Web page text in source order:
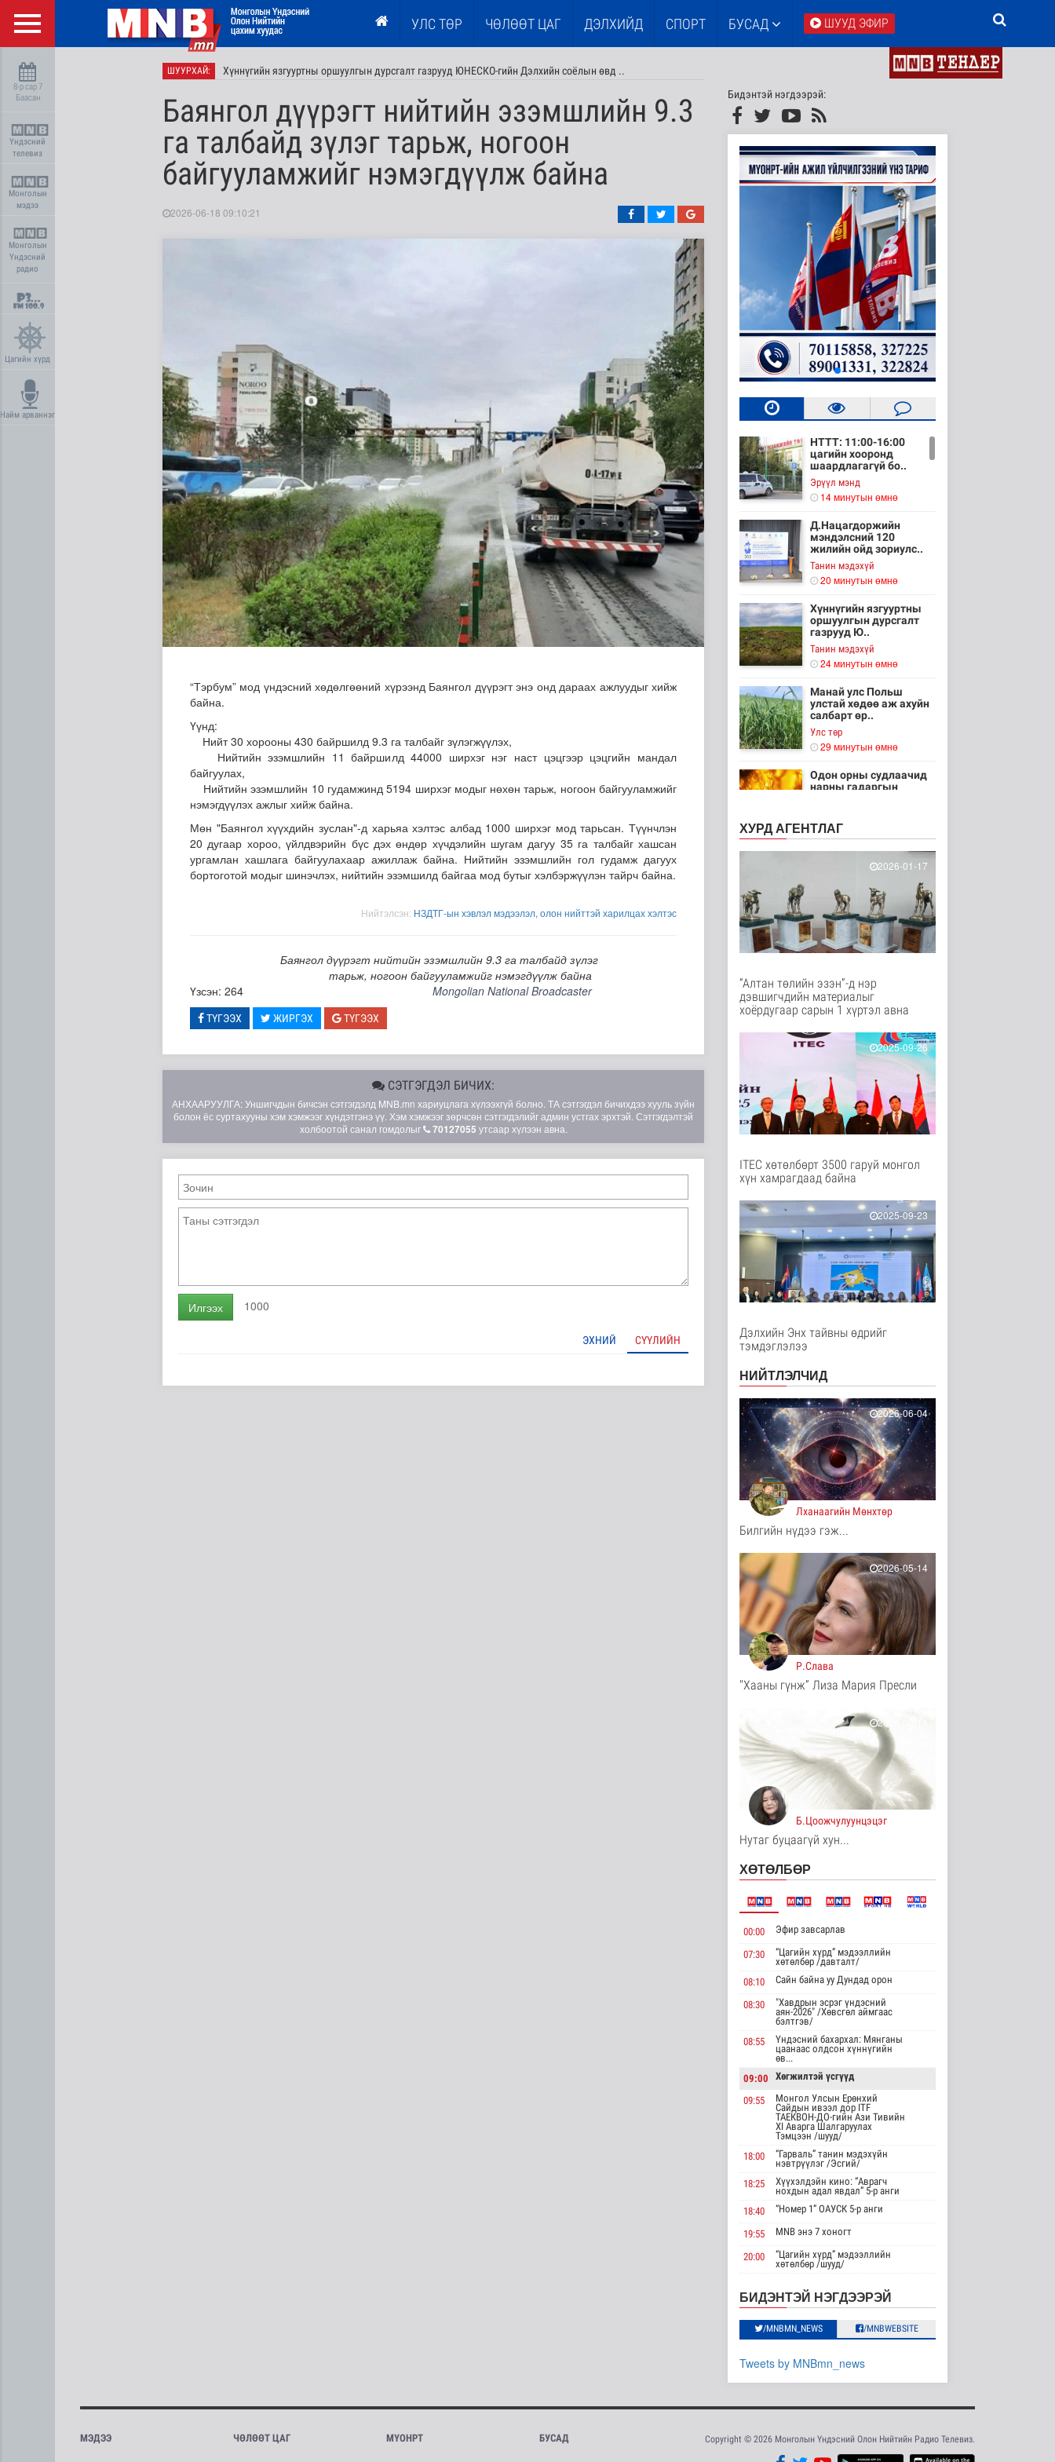
УЛС ТӨР ЧӨЛӨӨТ ЦАГ ДЭЛХИЙД СПОРТ БУСАД ШУУД ЭФИР
8-р сар 7
Баасан
Үндэсний
телевиз
Монголын
мэдээ
Монголын
Үндэсний
радио
Цагийн хүрд
Найм арваннэг
ШУУРХАЙ: Хүннүгийн язгууртны оршуулгын дурсгалт газрууд ЮНЕСКО-гийн Дэлхийн соёлын өвд ..
Манай улс Польш улстай хөдөө аж ахуйн салбарт өргөн хүрээнд хамтран ажиллах бо..
Одон орны судлаачид нарны гадаргын хамгийн өндөр нягтралтай гэрэл зургийг анх ..
Баянгол дүүрэгт нийтийн эзэмшлийн 9.3
га талбайд зүлэг тарьж, ногоон
байгууламжийг нэмэгдүүлж байна
2026-06-18 09:10:21
“Тэрбум” мод үндэсний хөдөлгөөний хүрээнд Баянгол дүүрэгт энэ онд дараах ажлуудыг хийж
байна.
Үүнд:
Нийт 30 хорооны 430 байршилд 9.3 га талбайг зүлэгжүүлэх,
Нийтийн эзэмшлийн 11 байршилд 44000 ширхэг нэг наст цэцгээр цэцгийн мандал
байгуулах,
Нийтийн эзэмшлийн 10 гудамжинд 5194 ширхэг модыг нөхөн тарьж, ногоон байгууламжийг
нэмэгдүүлэх ажлыг хийж байна.
Мөн "Баянгол хүүхдийн зуслан"-д харьяа хэлтэс албад 1000 ширхэг мод тарьсан. Түүнчлэн
20 дугаар хороо, үйлдвэрийн бүс дэх өндөр хүчдэлийн шугам дагуу 35 га талбайг хашсан
ургамлан хашлага байгуулахаар ажиллаж байна. Нийтийн эзэмшлийн гол гудамж дагуух
бортоготой модыг шинэчлэх, нийтийн эзэмшилд байгаа мод бутыг хэлбэржүүлэн тайрч байна.
Нийтэлсэн: НЗДТГ-ын хэвлэл мэдээлэл, олон нийттэй харилцах хэлтэс
Баянгол дүүрэгт нийтийн эзэмшлийн 9.3 га талбайд зүлэг
тарьж, ногоон байгууламжийг нэмэгдүүлж байна
Үзсэн: 264
Mongolian National Broadcaster
ТҮГЭЭХ ЖИРГЭХ ТҮГЭЭХ
СЭТГЭГДЭЛ БИЧИХ:
АНХААРУУЛГА: Уншигчдын бичсэн сэтгэгдэлд MNB.mn хариуцлага хүлээхгүй болно. ТА сэтгэгдэл бичихдээ хууль зүйн
болон ёс суртахууны хэм хэмжээг хүндэтгэнэ үү. Хэм хэмжээг зөрчсөн сэтгэгдэлийг админ устгах эрхтэй. Сэтгэгдэлтэй
холбоотой санал гомдолыг
70127055 утсаар хүлээн авна.
Илгээх 1000
ЭХНИЙ СҮҮЛИЙН
Бидэнтэй нэгдээрэй:
НТТТ: 11:00-16:00
цагийн хооронд
шаардлагагүй бо..
Эрүүл мэнд
14 минутын өмнө
Д.Нацагдоржийн
мэндэлсний 120
жилийн ойд зориулс..
Танин мэдэхүй
20 минутын өмнө
Хүннүгийн язгууртны
оршуулгын дурсгалт
газрууд Ю..
Танин мэдэхүй
24 минутын өмнө
Манай улс Польш
улстай хөдөө аж ахуйн
салбарт өр..
Улс төр
29 минутын өмнө
Одон орны судлаачид
нарны гадаргын
32 минутын өмнө
Л.Энх-Амгалан
Улс төр
37 минутын өмнө
Б.Сэмжидмаа:
Зөвшөөрлийн шинжтэй
Нийгэм
55 минутын өмнө
мэргэжлийн өдөрт
зориулсан баяр на..
1 цаг 14 минутын өмнө
АИ-92 авсан 7000 гаруй
иргэн тухайн өдрөө
дахин ..
2 цаг 38 минутын өмнө
дугаар сондгой тоогоор
төгссөн ..
Нийгэм
3 цаг 43 минутын өмнө
УБЦТС: Өнөөдөр
цахилгаан шугам
тоноглолд хийгдэх..
3 цаг 46 минутын өмнө
Улаанбаатарт өдөртөө
30 хэм дулаан
Байгаль орчин
3 цаг 58 минутын өмнө
Монгол Улсын Төрийн
дуулал
Энтертайнмент
4 цаг 43 минутын өмнө
"Цагийн хүрд"
мэдээллийн хөтөлбөр
Нийгэм
14 цаг 41 минутын өмнө
Даланзадгад хот 2028
онд шинэ ДЦС-тай
болно
Улс төр
16 цаг 7 минутын өмнө
Дундговь аймагт
станц барих ажил..
Улс төр
16 цаг 11 минутын өмнө
Дипломат
төлөөлөгчийн
газруудын
төлөөлөгчид COP1..
Улс төр
16 цаг 19 минутын өмнө
Улс төр
Нийтийн тээврийн
Ч:19А чиглэлийн
замналд түр хуг..
Нийгэм
17 цаг 7 минутын өмнө
ашиглалтад орсноор
хоногт 250..
Нийгэм
18 цаг 38 минутын өмнө
Дархан-Уул аймагт 77
автомашины
зогсоолын бүтээ..
Нийгэм
18 цаг 42 минутын өмнө
Энэ оны эхний хагас
жилд авто бензин 505.2
Нийгэм
18 цаг 52 минутын өмнө
байна” 150150 тусгай
дугаары..
Нийгэм
18 цаг 56 минутын өмнө
Төрийн үйлчилгээг
19 цаг 31 минутын өмнө
НИТХ-ын ээлжит VIII
хуралдаанаар иргэдээс
ХУРД АГЕНТЛАГ
2026-01-17
“Алтан төлийн эзэн”-д нэр
дэвшигчдийн материалыг
хоёрдугаар сарын 1 хүртэл авна
2025-09-26
ITEC хөтөлбөрт 3500 гаруй монгол
хүн хамрагдаад байна
2025-09-23
Дэлхийн Энх тайвны өдрийг
тэмдэглэлээ
НИЙТЛЭЛЧИД
2026-06-04
Лханаагийн Мөнхтөр
Билгийн нүдээ гэж...
2026-05-14
Р.Слава
"Хааны гүнж” Лиза Мария Пресли
2026-05-14
Б.Цоожчулуунцэцэг
Нутаг буцаагүй хун...
ХӨТӨЛБӨР
00:00 Эфир завсарлав
07:30
“Цагийн хүрд” мэдээллийн
хөтөлбөр /давталт/
08:10
Сайн байна уу Дундад орон
08:30
"Хавдрын эсрэг үндэсний
аян-2026" /Хөвсгөл аймгаас
бэлтгэв/
08:55
Үндэсний бахархал: Мянганы
цаанаас олдсон хүннүгийн
өв...
09:00
Хөгжилтэй үсгүүд
09:55
Монгол Улсын Ерөнхий
Сайдын ивээл дор ITF
ТАЕКВОН-ДО-гийн Ази Тивийн
XI Аварга Шалгаруулах
Тэмцээн /шууд/
18:00
“Гарваль” танин мэдэхүйн
нэвтрүүлэг /Эсгий/
18:25
Хүүхэлдэйн кино: “Аврагч
нохдын адал явдал” 5-р анги
18:40
“Номер 1” ОАУСК 5-р анги
19:55 MNB энэ 7 хоногт
20:00
“Цагийн хүрд” мэдээллийн
хөтөлбөр /шууд/
20:45 Хөндөх сэдэв: Эмийн чанар
21:15
100% уралдаант, танин
мэдэхүйн нэвтрүүлэг S2 #9
22:15
23:30
БИДЭНТЭЙ НЭГДЭЭРЭЙ
/MNBMN_NEWS /MNBWEBSITE
Tweets by MNBmn_news
МЭДЭЭ ЧӨЛӨӨТ ЦАГ МҮОНРТ БУСАД Copyright © 2026 Монголын Үндэсний Олон Нийтийн Радио Телевиз.